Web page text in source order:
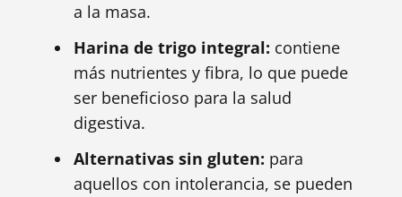
a la masa.
Harina de trigo integral: contiene
más nutrientes y fibra, lo que puede
ser beneficioso para la salud
digestiva.
Alternativas sin gluten: para
aquellos con intolerancia, se pueden